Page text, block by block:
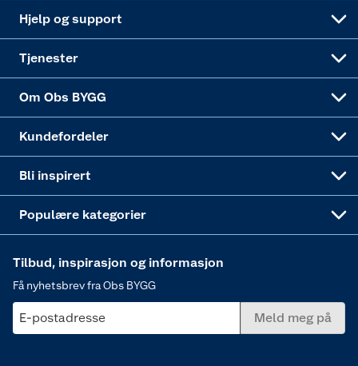
Hjelp og support
Tjenester
Om Obs BYGG
Kundefordeler
Bli inspirert
Populære kategorier
Tilbud, inspirasjon og informasjon
Få nyhetsbrev fra Obs BYGG
E-postadresse Meld meg på